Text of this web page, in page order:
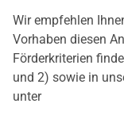
Wir empfehlen
Vorhaben diesen
Förderkriterien
und 2) sowie in
unter